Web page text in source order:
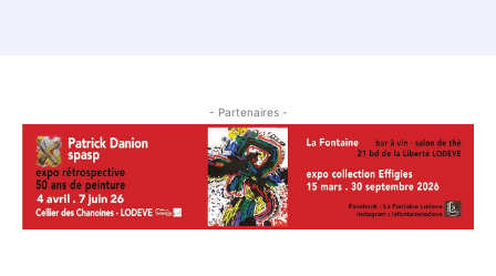
- Partenaires -